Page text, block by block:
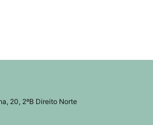
20, 2ºB Direito Norte